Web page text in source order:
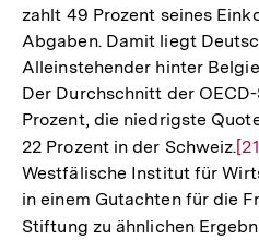
zahlt 49 Prozent seines
Abgaben. Damit liegt
Alleinstehender hinter
Der Durchschnitt der
Prozent, die niedrigste
22 Prozent in der Schweiz.
Westfälische Institut für
in einem Gutachten für die
Stiftung zu ähnlichen